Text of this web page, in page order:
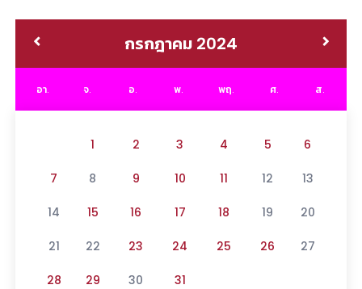
กรกฎาคม 2024
อา. จ. อ. พ. พฤ. ศ. ส.
1 2 3 4 5 6
7 8 9 10 11 12 13
14 15 16 17 18 19 20
21 22 23 24 25 26 27
28 29 30 31